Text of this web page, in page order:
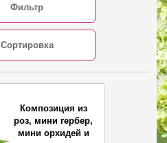
Фильтр
Сортировка
Композиция из
роз, мини гербер,
мини орхидей и